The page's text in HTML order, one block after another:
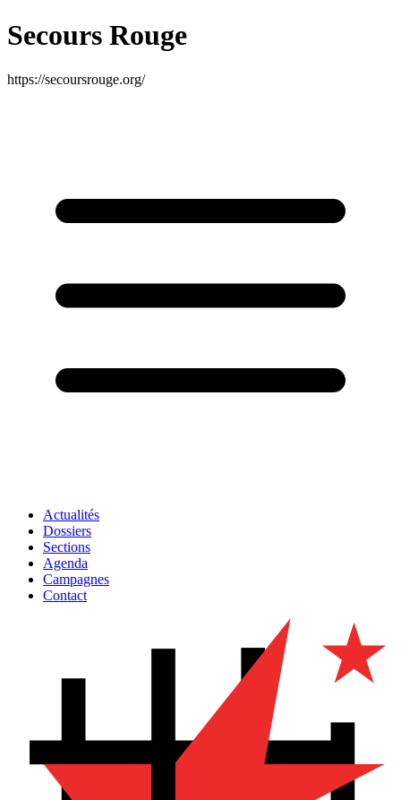
Secours Rouge
https://secoursrouge.org/
Actualités
Dossiers
Sections
Agenda
Campagnes
Contact